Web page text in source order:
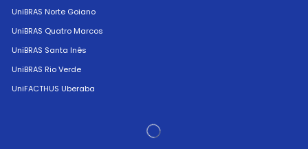
UniBRAS Norte Goiano
UniBRAS Quatro Marcos
UniBRAS Santa Inês
UniBRAS Rio Verde
UniFACTHUS Uberaba